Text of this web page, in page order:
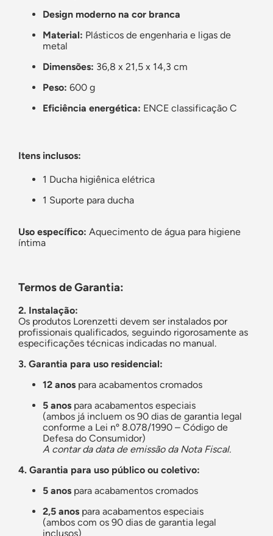
Design moderno na cor branca
Material: Plásticos de engenharia e ligas de
metal
Dimensões: 36,8 x 21,5 x 14,3 cm
Peso: 600 g
Eficiência energética: ENCE classificação C
Itens inclusos:
1 Ducha higiênica elétrica
1 Suporte para ducha
Uso específico: Aquecimento de água para higiene
íntima
Termos de Garantia:
2. Instalação:
Os produtos Lorenzetti devem ser instalados por
profissionais qualificados, seguindo rigorosamente as
especificações técnicas indicadas no manual.
3. Garantia para uso residencial:
12 anos para acabamentos cromados
5 anos para acabamentos especiais
(ambos já incluem os 90 dias de garantia legal
conforme a Lei nº 8.078/1990 – Código de
Defesa do Consumidor)
A contar da data de emissão da Nota Fiscal.
4. Garantia para uso público ou coletivo:
5 anos para acabamentos cromados
2,5 anos para acabamentos especiais
(ambos com os 90 dias de garantia legal
inclusos)